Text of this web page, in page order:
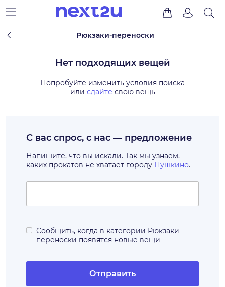
Рюкзаки-переноски
Нет подходящих вещей
Попробуйте изменить условия поиска
или сдайте свою вещь
С вас спрос, с нас — предложение
Напишите, что вы искали. Так мы узнаем,
каких прокатов не хватает городу Пушкино.
Сообщить, когда в категории Рюкзаки-
переноски появятся новые вещи
Отправить